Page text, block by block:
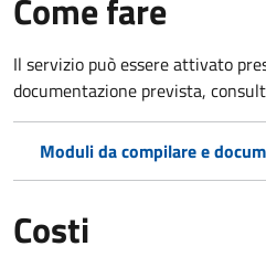
Il servizio può essere attivato
documentazione prevista,
Moduli da compilare e
Costi